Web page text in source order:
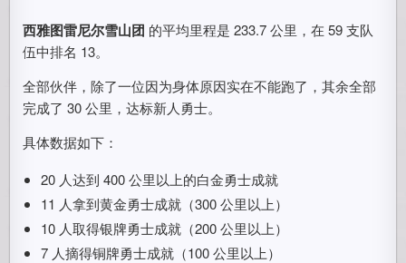
西雅图雷尼尔雪山团 的平均里程是 233.7 公里，在 59 支队
伍中排名 13。
全部伙伴，除了一位因为身体原因实在不能跑了，其余全部
完成了 30 公里，达标新人勇士。
具体数据如下：
20 人达到 400 公里以上的白金勇士成就
11 人拿到黄金勇士成就（300 公里以上）
10 人取得银牌勇士成就（200 公里以上）
7 人摘得铜牌勇士成就（100 公里以上）